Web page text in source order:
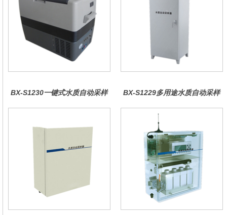
BX-S1230一键式水质自动采样
BX-S1229多用途水质自动采样